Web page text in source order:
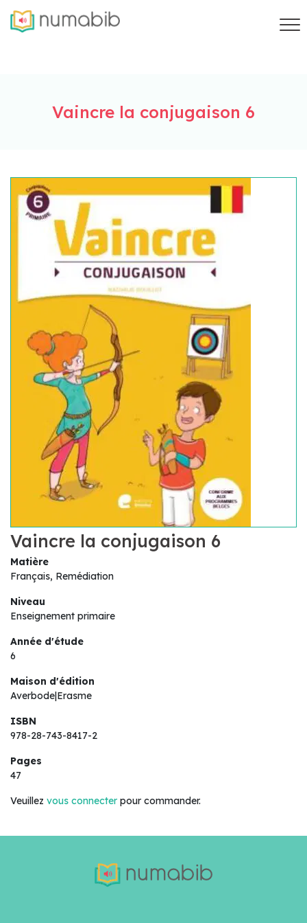
Vaincre la conjugaison 6
Vaincre la conjugaison 6
Matière
Français, Remédiation
Niveau
Enseignement primaire
Année d'étude
6
Maison d'édition
Averbode|Erasme
ISBN
978-28-743-8417-2
Pages
47
Veuillez vous connecter pour commander.